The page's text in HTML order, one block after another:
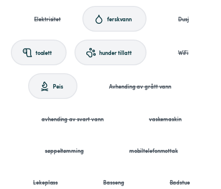
Elektrisitet ferskvann Dusj
toalett hunder tillatt WiFi
Peis Avhending av grått vann
avhending av svart vann vaskemaskin
søppeltømming mobiltelefonmottak
Lekeplass Basseng Badstue